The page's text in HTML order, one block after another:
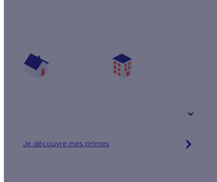
Je découvre mes primes